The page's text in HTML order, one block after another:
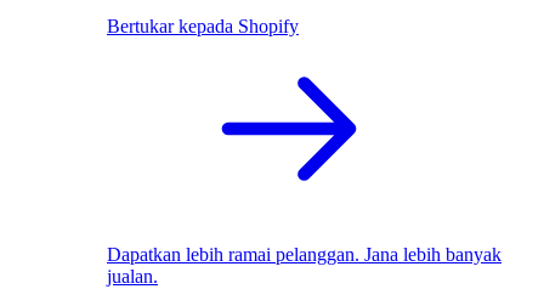
Bertukar kepada Shopify
Dapatkan lebih ramai pelanggan. Jana lebih banyak
jualan.